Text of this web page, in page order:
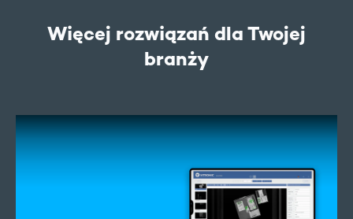
Więcej rozwiązań dla Twojej
branży